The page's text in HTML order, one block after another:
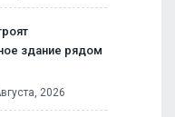
здание рядом
2026